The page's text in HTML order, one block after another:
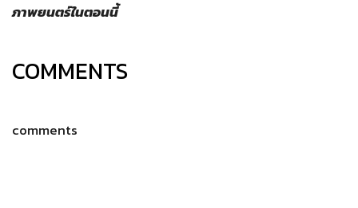
ภาพยนตร์ในตอนนี้
COMMENTS
comments